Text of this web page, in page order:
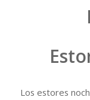
Los estores